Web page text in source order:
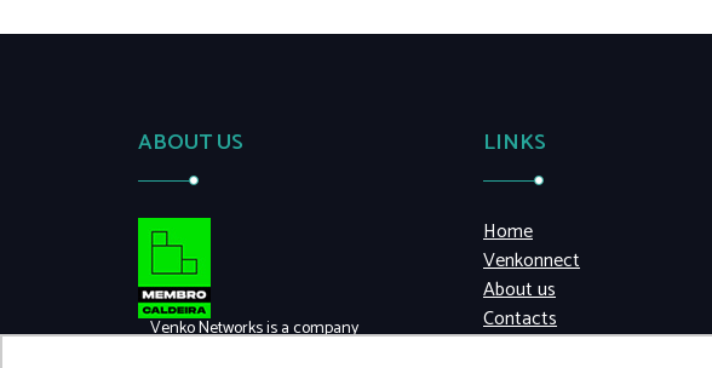
ABOUT US
Venko Networks is a company
LINKS
Home
Venkonnect
About us
Contacts